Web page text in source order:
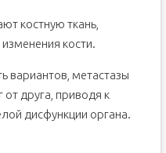
костную ткань,
кости.
вариантов, метастазы
от друга, приводя к
дисфункции органа.